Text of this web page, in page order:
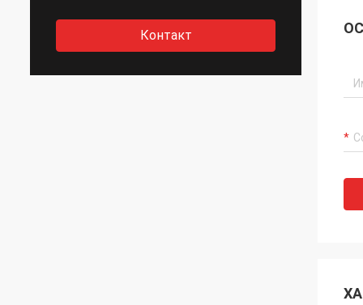
Контакт